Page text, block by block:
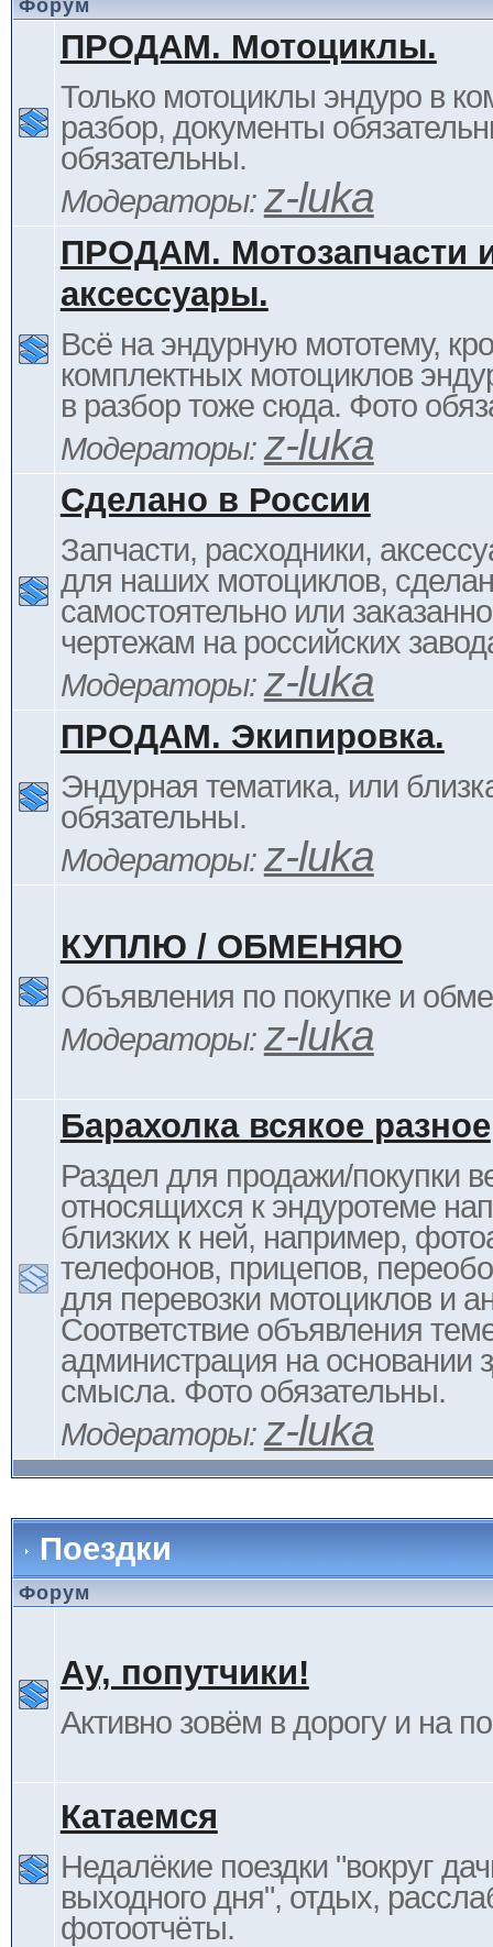
Форум
ПРОДАМ. Мотоциклы.
Только мотоциклы эндуро в
разбор, документы
обязательны.
Модераторы: z-luka
ПРОДАМ. Мотозапчасти
аксессуары.
Всё на эндурную мототему,
комплектных мотоциклов
в разбор тоже сюда. Фото
Модераторы: z-luka
Сделано в России
Запчасти, расходники,
для наших мотоциклов,
самостоятельно или
чертежам на российских
Модераторы: z-luka
ПРОДАМ. Экипировка.
Эндурная тематика, или
обязательны.
Модераторы: z-luka
КУПЛЮ / ОБМЕНЯЮ
Объявления по покупке и
Модераторы: z-luka
Барахолка всякое разное
Раздел для продажи/покупки
относящихся к эндуротеме
близких к ней, например,
телефонов, прицепов,
для перевозки мотоциклов и
Соответствие объявления
администрация на основании
смысла. Фото обязательны.
Модераторы: z-luka
Поездки
Форум
Ау, попутчики!
Активно зовём в дорогу и на
Катаемся
Недалёкие поездки "вокруг
выходного дня", отдых,
фотоотчёты.